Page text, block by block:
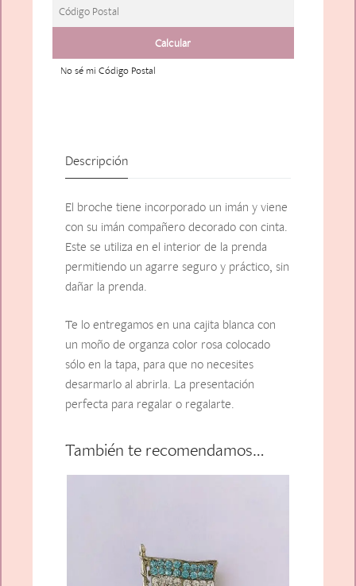
No sé mi Código Postal
Descripción
El broche tiene incorporado un imán y viene
con su imán compañero decorado con cinta.
Este se utiliza en el interior de la prenda
permitiendo un agarre seguro y práctico, sin
dañar la prenda.
Te lo entregamos en una cajita blanca con
un moño de organza color rosa colocado
sólo en la tapa, para que no necesites
desarmarlo al abrirla. La presentación
perfecta para regalar o regalarte.
También te recomendamos…